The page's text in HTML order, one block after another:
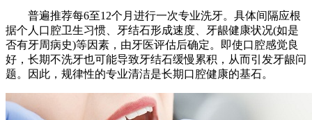
普遍推荐每6至12个月进行一次专业洗牙。具体间隔应根
据个人口腔卫生习惯、牙结石形成速度、牙龈健康状况(如是
否有牙周病史)等因素，由牙医评估后确定。即使口腔感觉良
好，长期不洗牙也可能导致牙结石缓慢累积，从而引发牙龈问
题。因此，规律性的专业清洁是长期口腔健康的基石。